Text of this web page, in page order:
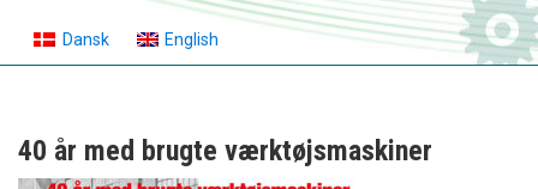
Dansk English
40 år med brugte værktøjsmaskiner